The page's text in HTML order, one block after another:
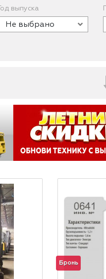
Год выпуска
Не выбрано
Бронь